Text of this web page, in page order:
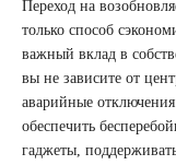
Переход на
только способ
важный вклад в
вы не зависите от
аварийные
обеспечить
гаджеты,